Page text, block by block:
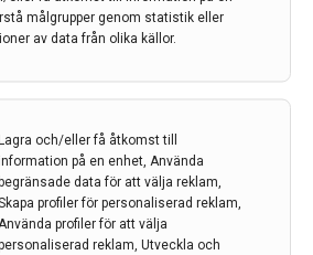
målgrupper genom statistik eller
av data från olika källor.
Lagra och/eller få åtkomst till
på en enhet, Använda
begränsade data för att välja reklam,
profiler för personaliserad reklam,
profiler för att välja
reklam, Utveckla och
har tilldelat 2,4 miljoner kronor till
vid Institutionen för
har beviljats medel för ett
en cancerform som främst